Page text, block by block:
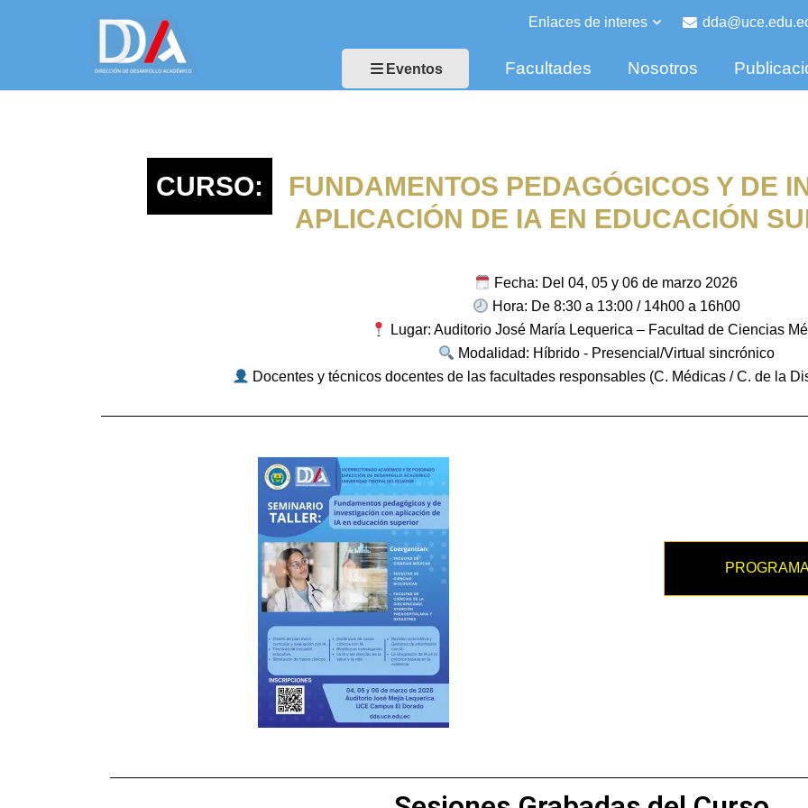
Enlaces de interes
Eventos Facultades Nosotros
CURSO:
FUNDAMENTOS PEDAGÓGICOS Y DE
APLICACIÓN DE IA EN EDUCACIÓN
Fecha: Del 04, 05 y 06 de marzo 2026
Hora: De 8:30 a 13:00 / 14h00 a 16h00
Lugar: Auditorio José María Lequerica – Facultad de Ciencias
Modalidad: Híbrido - Presencial/Virtual sincrónico
Docentes y técnicos docentes de las facultades responsables (C. Médicas / C. de la